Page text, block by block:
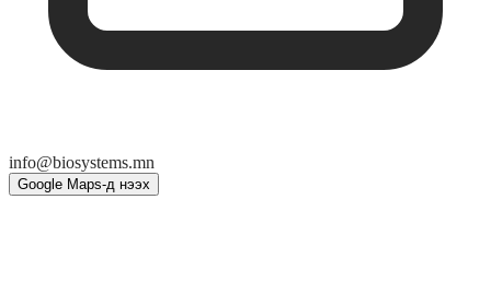
info@biosystems.mn
Google Maps-д нээх